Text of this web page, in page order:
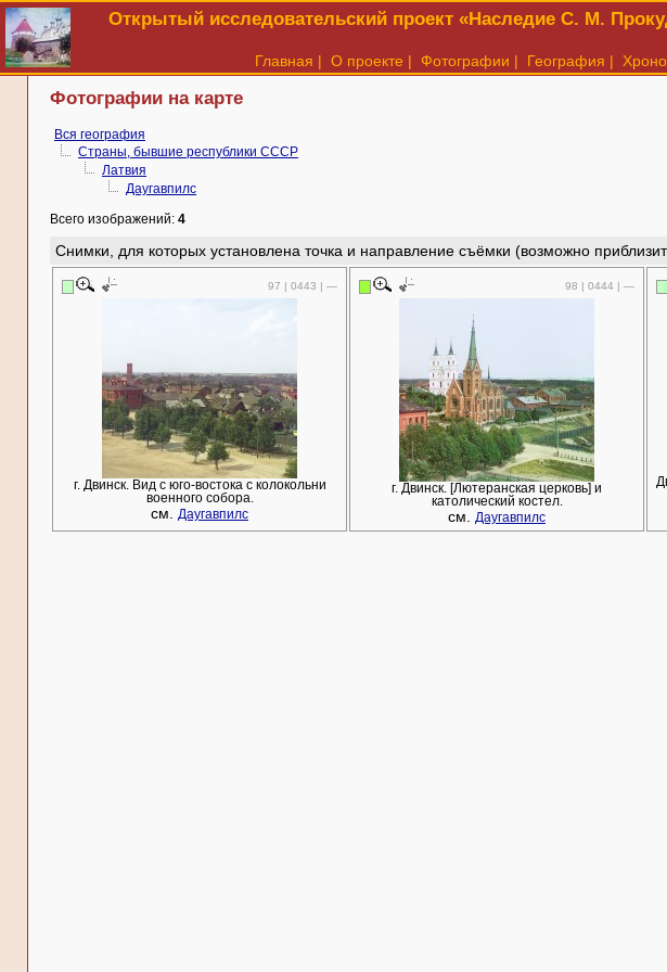
Открытый исследовательский проект «Наследие С. М.
Главная | О проекте | Фотографии | География |
Фотографии на карте
Вся география
Страны, бывшие республики СССР
Латвия
Даугавпилс
Всего изображений: 4
Снимки, для которых установлена точка и направление съёмки (возможно
97 | 0443 | —
г. Двинск. Вид с юго-востока с колокольни
военного собора.
см. Даугавпилс
98 | 0444 | —
г. Двинск. [Лютеранская церковь] и
католический костел.
см. Даугавпилс